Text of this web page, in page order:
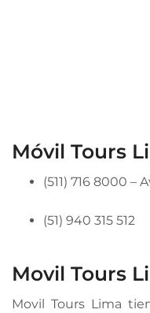
Móvil Tours
(511) 716 8000 –
(51) 940 315 512
Movil Tours
Movil Tours Lima